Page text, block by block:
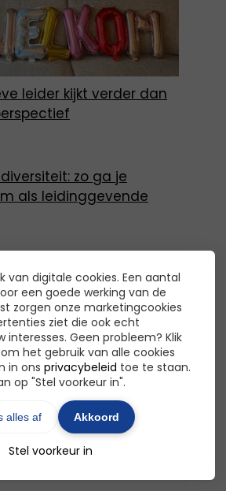
leider kijkt verder dan
zo ga je
als leidinggevende
Organisatie
is expert op het gebied van
en inclusie. De
biedt gratis tools,
voor het creëren
en het bevorderen van
jouw bedrijf.
van digitale cookies. Een aantal
een goede werking van de
zorgen onze marketingcookies
ziet die ook echt
interesses. Geen probleem? Klik
het gebruik van alle cookies
in ons privacybeleid toe te staan.
op "Stel voorkeur in".
Stel voorkeur in
alles af Akkoord